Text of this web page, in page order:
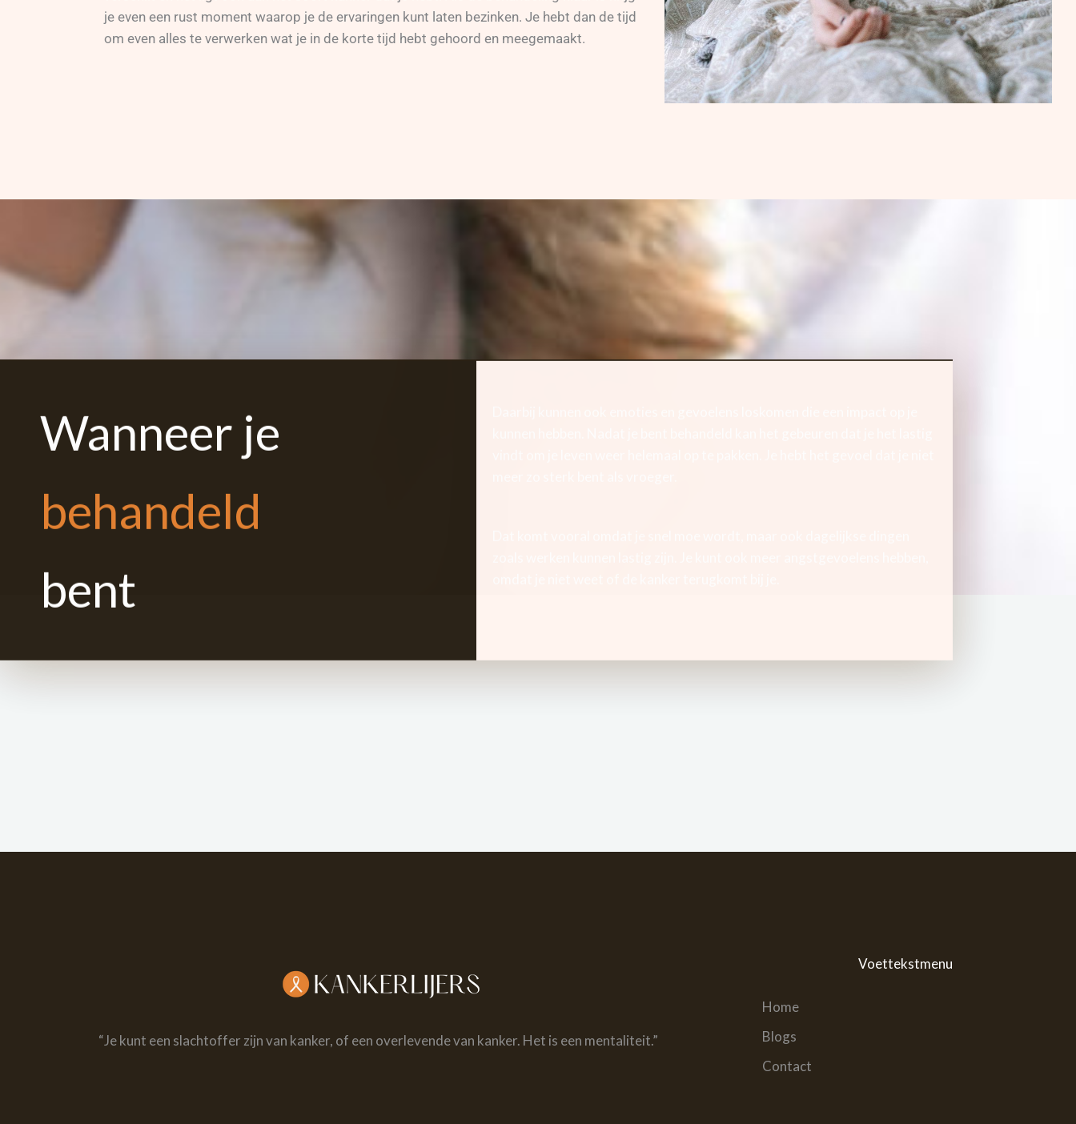
je even een rust moment waarop je de ervaringen kunt laten bezinken. Je hebt dan de tijd
om even alles te verwerken wat je in de korte tijd hebt gehoord en meegemaakt.
Wanneer je
behandeld
bent
“Je kunt een slachtoffer zijn van kanker, of een overlevende van kanker. Het is een mentaliteit.”
Voettekstmenu
Home
Blogs
Contact